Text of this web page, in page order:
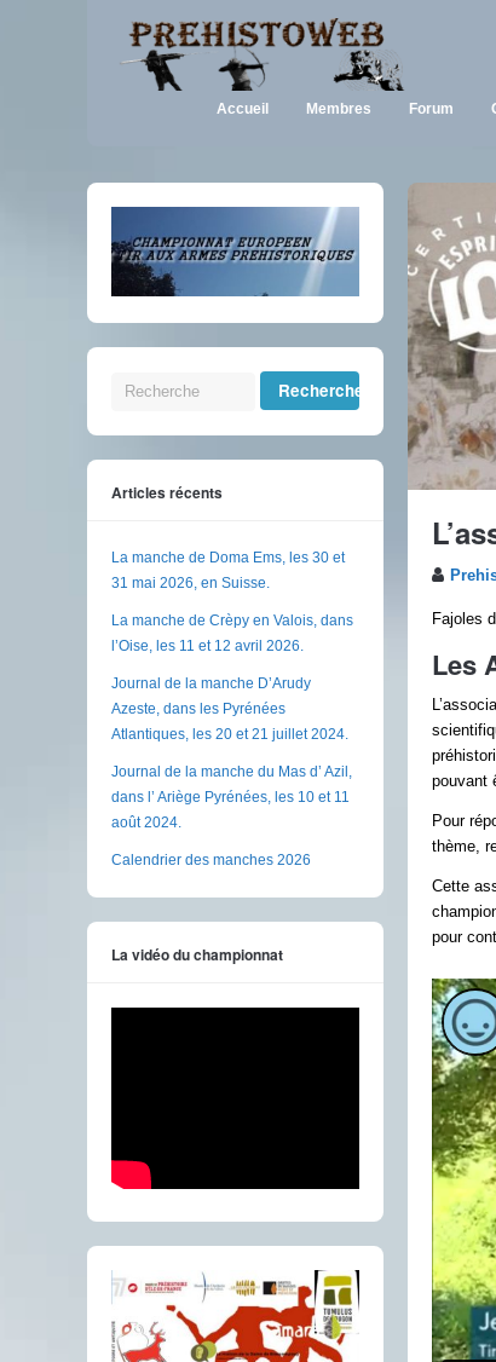
Accueil Membres Forum
Fajoles
Les
pouvant
Pour
thème,
Cette
pour
Articles récents
La manche de Doma Ems, les 30 et
31 mai 2026, en Suisse.
La manche de Crèpy en Valois, dans
l’Oise, les 11 et 12 avril 2026.
Journal de la manche D’Arudy
Azeste, dans les Pyrénées
Atlantiques, les 20 et 21 juillet 2024.
Journal de la manche du Mas d’ Azil,
dans l’ Ariège Pyrénées, les 10 et 11
août 2024.
Calendrier des manches 2026
La vidéo du championnat